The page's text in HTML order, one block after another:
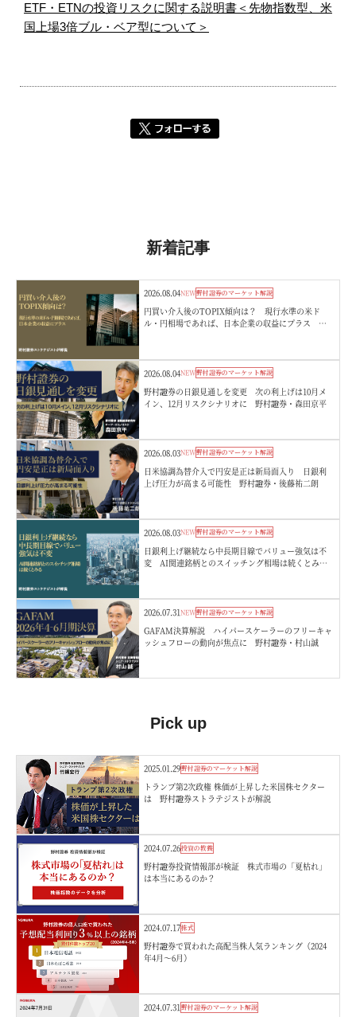
ETF・ETNの投資リスクに関する説明書＜先物指数型、米
国上場3倍ブル・ベア型について＞
新着記事
2026.08.04NEW野村證券のマーケット解説
円買い介入後のTOPIX傾向は？ 現行水準の米ド
ル・円相場であれば、日本企業の収益にプラス 野
2026.08.04NEW野村證券のマーケット解説
野村證券の日銀見通しを変更 次の利上げは10月メ
イン、12月リスクシナリオに 野村證券・森田京平
2026.08.03NEW野村證券のマーケット解説
日米協調為替介入で円安是正は新局面入り 日銀利
上げ圧力が高まる可能性 野村證券・後藤祐二朗
2026.08.03NEW野村證券のマーケット解説
日銀利上げ継続なら中長期目線でバリュー強気は不
変 AI関連銘柄とのスイッチング相場は続くとみ
2026.07.31NEW野村證券のマーケット解説
GAFAM決算解説 ハイパースケーラーのフリーキャ
ッシュフローの動向が焦点に 野村證券・村山誠
Pick up
2025.01.29野村證券のマーケット解説
トランプ第2次政権 株価が上昇した米国株セクター
は 野村證券ストラテジストが解説
2024.07.26投資の教養
野村證券投資情報部が検証 株式市場の「夏枯れ」
は本当にあるのか？
2024.07.17株式
野村證券で買われた高配当株人気ランキング（2024
年4月～6月）
2024.07.31野村證券のマーケット解説